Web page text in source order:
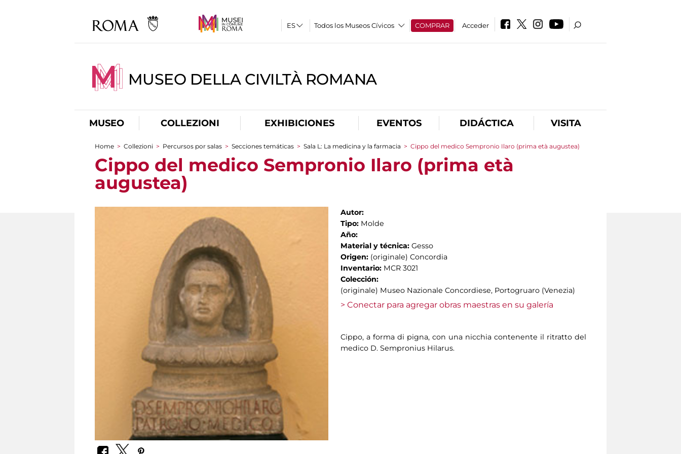
Todos los Museos Cívicos COMPRAR Acceder
MUSEO DELLA CIVILTÀ ROMANA
MUSEO COLLEZIONI EXHIBICIONES EVENTOS DIDÁCTICA VISITA
You are here
Home > Collezioni > Percursos por salas > Secciones temáticas > Sala L: La medicina y la farmacia > Cippo del medico Sempronio Ilaro (prima età augustea)
Cippo del medico Sempronio Ilaro (prima età
augustea)
Autor:
Tipo: Molde
Año:
Material y técnica: Gesso
Origen: (originale) Concordia
Inventario: MCR 3021
Colección:
(originale) Museo Nazionale Concordiese, Portogruaro (Venezia)
> Conectar para agregar obras maestras en su galería
Cippo, a forma di pigna, con una nicchia contenente il ritratto del
medico D. Sempronius Hilarus.